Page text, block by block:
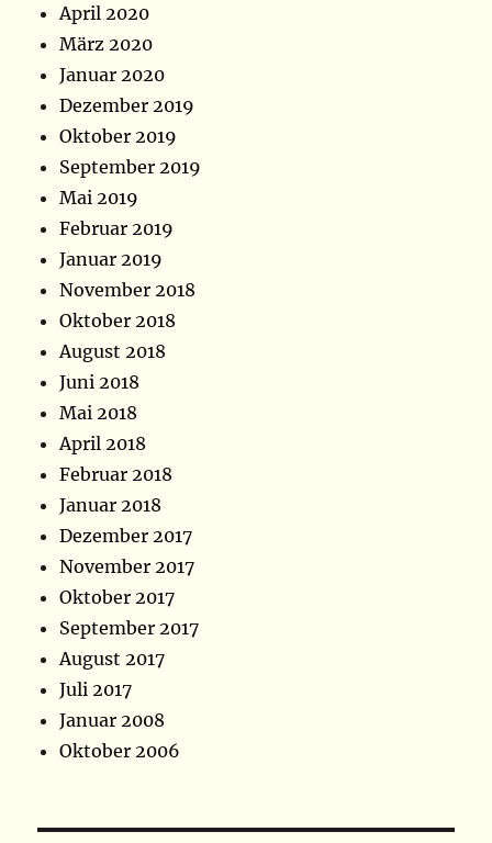
April 2020
März 2020
Januar 2020
Dezember 2019
Oktober 2019
September 2019
Mai 2019
Februar 2019
Januar 2019
November 2018
Oktober 2018
August 2018
Juni 2018
Mai 2018
April 2018
Februar 2018
Januar 2018
Dezember 2017
November 2017
Oktober 2017
September 2017
August 2017
Juli 2017
Januar 2008
Oktober 2006